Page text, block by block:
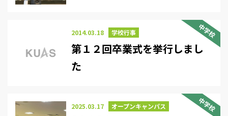
中学校
2014.03.18 学校行事
第１２回卒業式を挙行しまし
た
中学校
2025.03.17 オープンキャンパス